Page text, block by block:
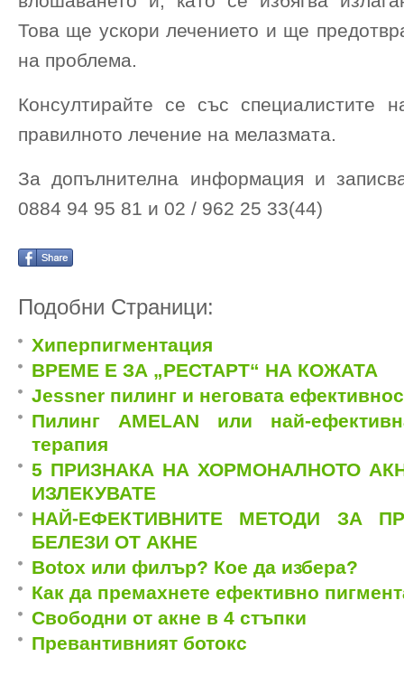
Това ще ускори лечението и ще
на проблема.
Консултирайте се със специалистите
правилното лечение на мелазмата.
За допълнителна информация и
0884 94 95 81 и 02 / 962 25 33(44)
Подобни Страници:
Хиперпигментация
ВРЕМЕ Е ЗА „РЕСТАРТ“ НА КОЖАТА
Jessner пилинг и неговата
Пилинг АМЕLAN или най-
терапия
5 ПРИЗНАКА НА ХОРМОНАЛНОТО
ИЗЛЕКУВАТЕ
НАЙ-ЕФЕКТИВНИТЕ МЕТОДИ ЗА
БЕЛЕЗИ ОТ АКНЕ
Botox или филър? Кое да избера?
Как да премахнете ефективно
Свободни от акне в 4 стъпки
Превантивният ботокс